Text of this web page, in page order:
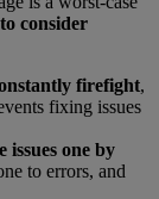
consider
firefight,
fixing issues
issues one by
to errors, and